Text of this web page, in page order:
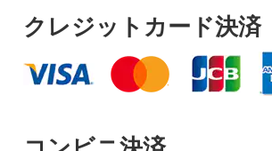
クレジットカード決済